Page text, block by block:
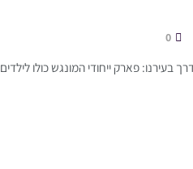
פארק ייחודי המונגש כולו לילדים